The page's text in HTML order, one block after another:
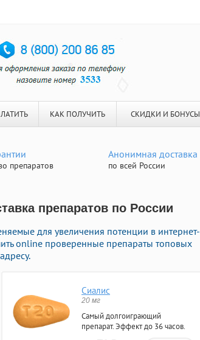
КАК ПОЛУЧИТЬ СКИДКИ И БОНУСЫ
препаратов
Анонимная доставка
по всей России
препаратов по России
для увеличения потенции в интернет-
online проверенные препараты топовых
Сиалис
20 мг
Самый долгоиграющий
препарат. Эффект до 36 часов.